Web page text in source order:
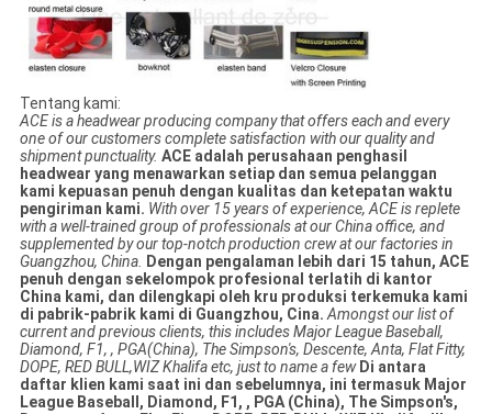
Tentang kami:
ACE is a headwear producing company that offers each and every
one of our customers complete satisfaction with our quality and
shipment punctuality. ACE adalah perusahaan penghasil
headwear yang menawarkan setiap dan semua pelanggan
kami kepuasan penuh dengan kualitas dan ketepatan waktu
pengiriman kami. With over 15 years of experience, ACE is replete
with a well-trained group of professionals at our China office, and
supplemented by our top-notch production crew at our factories in
Guangzhou, China.
Dengan pengalaman lebih dari 15 tahun, ACE
penuh dengan sekelompok profesional terlatih di kantor
China kami, dan dilengkapi oleh kru produksi terkemuka kami
di pabrik-pabrik kami di Guangzhou, Cina. Amongst our list of
current and previous clients, this includes Major League Baseball,
Diamond, F1, , PGA(China), The Simpson's, Descente, Anta, Flat Fitty,
DOPE, RED BULL,WIZ Khalifa etc, just to name a few Di antara
daftar klien kami saat ini dan sebelumnya, ini termasuk Major
League Baseball, Diamond, F1, , PGA (China), The Simpson's,